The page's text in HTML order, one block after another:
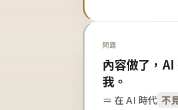
問題
內容做了，
我。
＝ 在 AI 時代 不